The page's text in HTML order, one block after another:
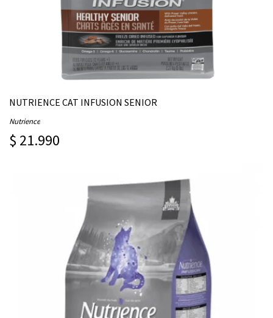
NUTRIENCE CAT INFUSION SENIOR
Nutrience
$ 21.990